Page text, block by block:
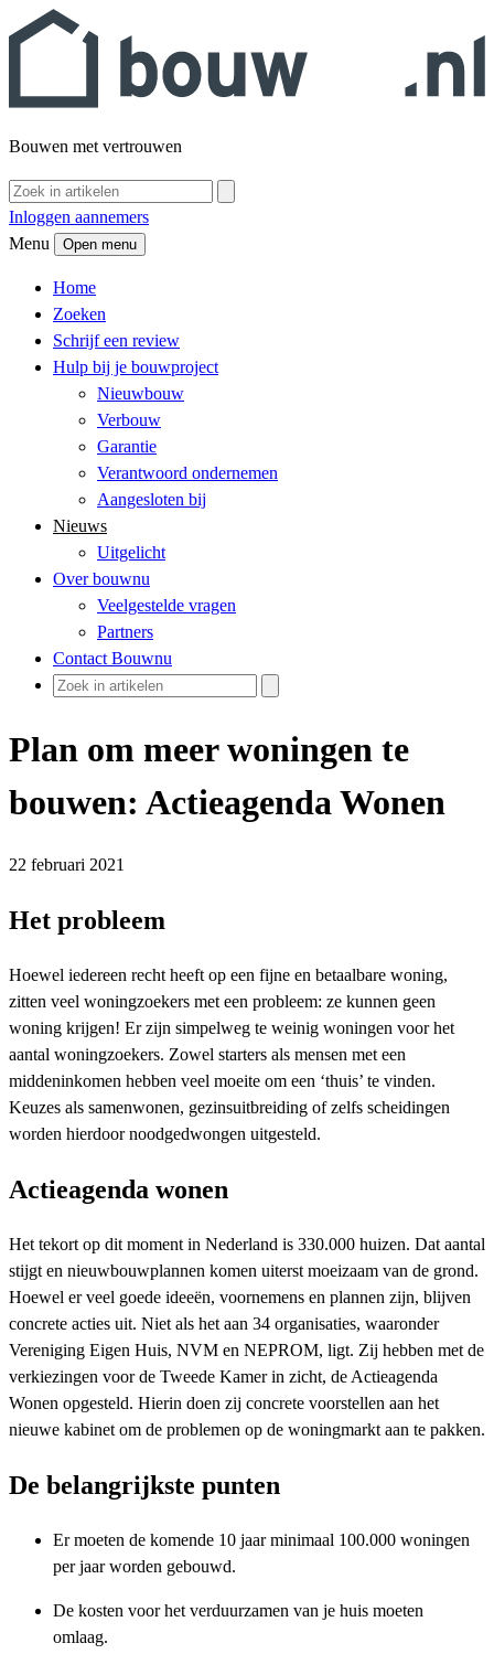
Bouwen met vertrouwen
Inloggen aannemers
Menu
Open menu
Home
Zoeken
Schrijf een review
Hulp bij je bouwproject
Nieuwbouw
Verbouw
Garantie
Verantwoord ondernemen
Aangesloten bij
Nieuws
Uitgelicht
Over bouwnu
Veelgestelde vragen
Partners
Contact Bouwnu
Plan om meer woningen te
bouwen: Actieagenda Wonen
22 februari 2021
Het probleem
Hoewel iedereen recht heeft op een fijne en betaalbare woning,
zitten veel woningzoekers met een probleem: ze kunnen geen
woning krijgen! Er zijn simpelweg te weinig woningen voor het
aantal woningzoekers. Zowel starters als mensen met een
middeninkomen hebben veel moeite om een ‘thuis’ te vinden.
Keuzes als samenwonen, gezinsuitbreiding of zelfs scheidingen
worden hierdoor noodgedwongen uitgesteld.
Actieagenda wonen
Het tekort op dit moment in Nederland is 330.000 huizen. Dat aantal
stijgt en nieuwbouwplannen komen uiterst moeizaam van de grond.
Hoewel er veel goede ideeën, voornemens en plannen zijn, blijven
concrete acties uit. Niet als het aan 34 organisaties, waaronder
Vereniging Eigen Huis, NVM en NEPROM, ligt. Zij hebben met de
verkiezingen voor de Tweede Kamer in zicht, de Actieagenda
Wonen opgesteld. Hierin doen zij concrete voorstellen aan het
nieuwe kabinet om de problemen op de woningmarkt aan te pakken.
De belangrijkste punten
Er moeten de komende 10 jaar minimaal 100.000 woningen
per jaar worden gebouwd.
De kosten voor het verduurzamen van je huis moeten
omlaag.